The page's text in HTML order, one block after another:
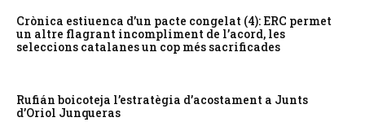
Crònica estiuenca d’un pacte congelat (4): ERC permet
un altre flagrant incompliment de l’acord, les
seleccions catalanes un cop més sacrificades
Rufián boicoteja l’estratègia d’acostament a Junts
d’Oriol Junqueras